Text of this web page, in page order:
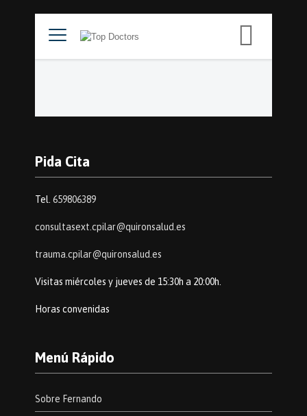
Pida Cita
Tel. 659806389
consultasext.cpilar@quironsalud.es
trauma.cpilar@quironsalud.es
Visitas miércoles y jueves de 15:30h a 20:00h.
Horas convenidas
Menú Rápido
Sobre Fernando